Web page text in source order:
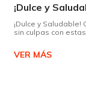
¡Dulce y
sin culpas con
VER MÁS